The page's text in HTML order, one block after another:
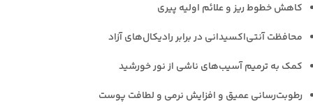
کاهش خطوط ریز و علائم اولیه پیری
محافظت آنتی‌اکسیدانی در برابر رادیکال‌های آزاد
کمک به ترمیم آسیب‌های ناشی از نور خورشید
رطوبت‌رسانی عمیق و افزایش نرمی و لطافت پوست